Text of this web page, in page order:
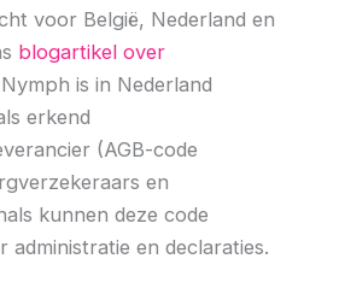
voor België, Nederland en
blogartikel over
is in Nederland
erkend
(AGB-code
en
kunnen deze code
administratie en declaraties.